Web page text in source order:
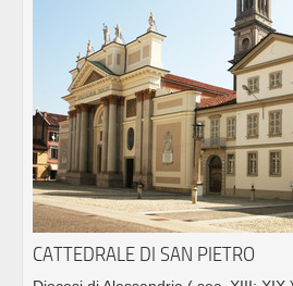
CATTEDRALE DI SAN PIETRO